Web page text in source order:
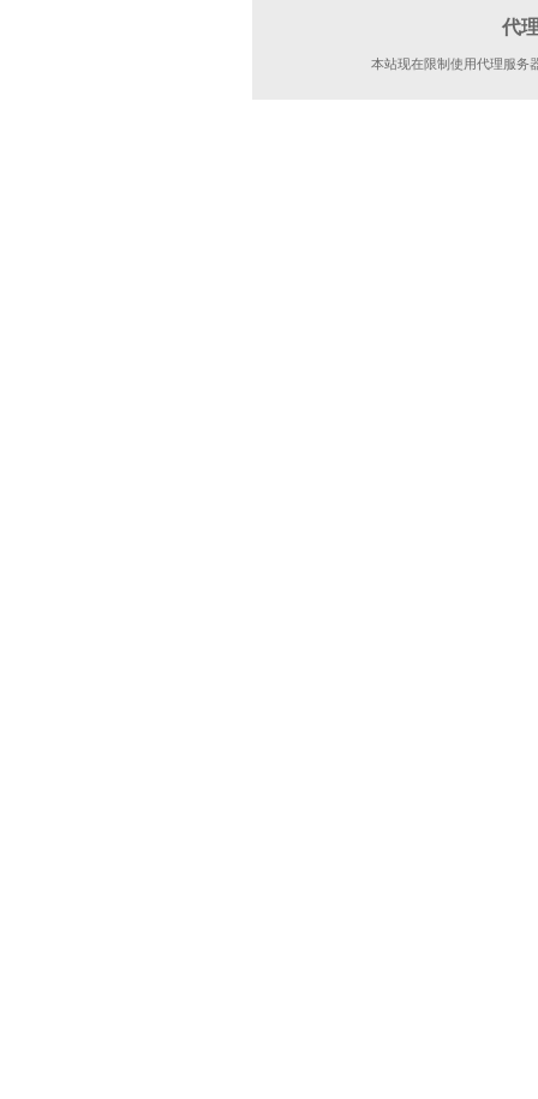
代
本站现在限制使用代理服务